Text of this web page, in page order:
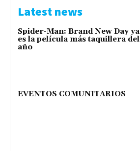
Latest news
Spider-Man: Brand New Day ya
es la película más taquillera del
año
EVENTOS COMUNITARIOS